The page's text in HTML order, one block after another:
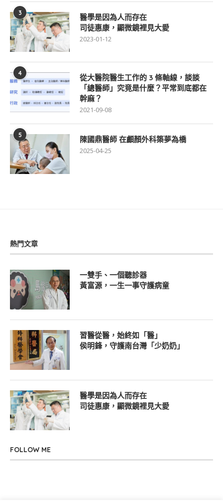
3
醫學是因為人而存在
司徒惠康，顯微鏡裡見大愛
2023-01-12
4
從大醫院醫生工作的 3 條軸線，談談
「總醫師」究竟是什麼？平常到底都在
幹麻？
2021-09-08
5 陳國鼎醫師 在顱顏外科築夢為橋
2025-04-25
熱門文章
一雙手、一個聽診器
黃富源，一生一事守護病童
習醫從醫，始終如「醫」
侯明鋒，守護南台灣「少奶奶」
醫學是因為人而存在
司徒惠康，顯微鏡裡見大愛
FOLLOW ME